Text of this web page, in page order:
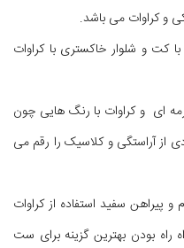
و کراوات می باشد.
کت و شلوار خاکستری با کراوات
ای و کراوات با رنگ هایی چون
از آراستگی و کلاسیک را رقم می
پیراهن سفید استفاده از کراوات
بودن بهترین گزینه برای ست